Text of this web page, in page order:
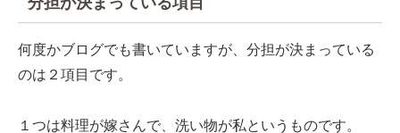
何度かブログでも書いていますが、分担が決まっている
のは２項目です。
１つは料理が嫁さんで、洗い物が私というものです。